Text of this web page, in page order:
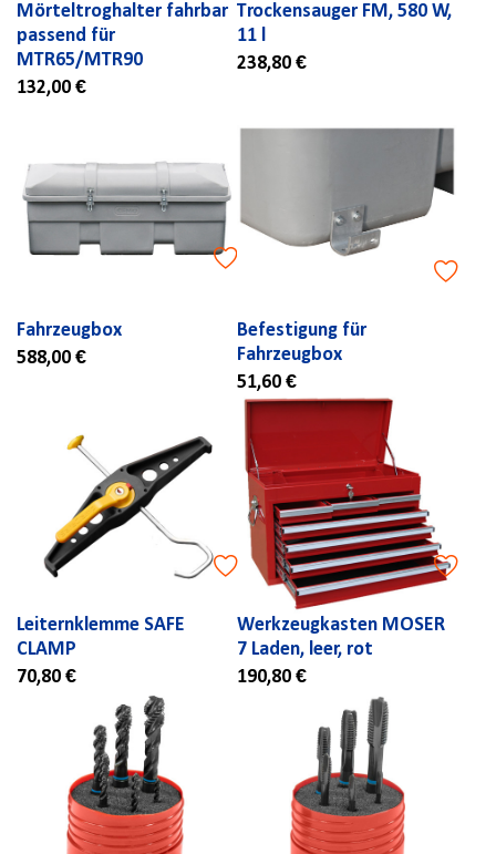
Mörteltroghalter fahrbar
passend für
MTR65/MTR90
132,00 €
Trockensauger FM, 580 W,
11 l
238,80 €
Fahrzeugbox
588,00 €
Befestigung für
Fahrzeugbox
51,60 €
Leiternklemme SAFE
CLAMP
70,80 €
Werkzeugkasten MOSER
7 Laden, leer, rot
190,80 €